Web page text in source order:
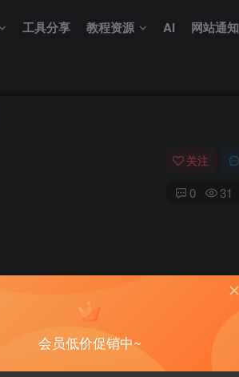
工具分享 教程资源 AI 网站通知
关注
0 31
会员低价促销中~